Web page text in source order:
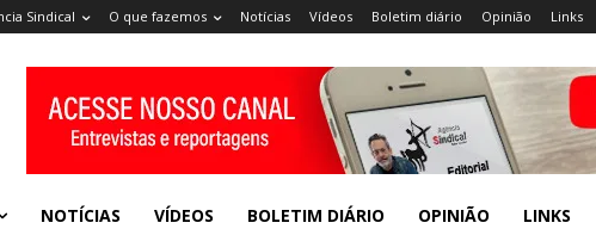
Sindical O que fazemos Notícias Vídeos Boletim diário Opinião Links
NOTÍCIAS VÍDEOS BOLETIM DIÁRIO OPINIÃO LINKS